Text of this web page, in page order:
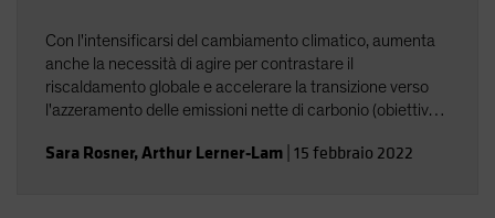
Con l'intensificarsi del cambiamento climatico, aumenta
anche la necessità di agire per contrastare il
riscaldamento globale e accelerare la transizione verso
l'azzeramento delle emissioni nette di carbonio (obiettivo
Sara Rosner,Arthur Lerner-Lam 15 febbraio 2022